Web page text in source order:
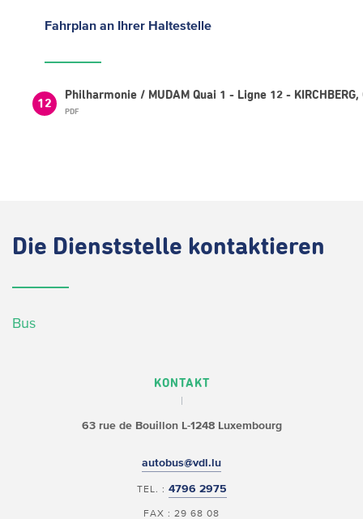
Fahrplan an Ihrer Haltestelle
12
Philharmonie / MUDAM Quai 1 - Ligne 12 -
PDF
Die Dienststelle kontaktieren
Bus
KONTAKT
63 rue de BouillonL-1248 Luxembourg
autobus@vdl.lu
TEL. : 4796 2975
FAX : 29 68 08